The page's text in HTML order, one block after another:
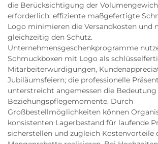
die Berücksichtigung der
erforderlich: effiziente maßgefertigte
Logo minimieren die Versandkosten und
gleichzeitig den Schutz.
Unternehmensgeschenkprogramme
Schmuckboxen mit Logo als
Mitarbeiterwürdigungen,
Jubiläumsfeiern; die professionelle
unterstreicht angemessen die
Beziehungspflegemomente. Durch
Großbestellmöglichkeiten können
konsistenten Lagerbestand für laufende
sicherstellen und zugleich Kostenvorteile